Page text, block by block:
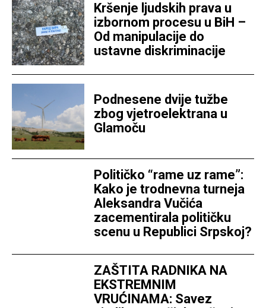
Kršenje ljudskih prava u
izbornom procesu u BiH –
Od manipulacije do
ustavne diskriminacije
Podnesene dvije tužbe
zbog vjetroelektrana u
Glamoču
Političko “rame uz rame”:
Kako je trodnevna turneja
Aleksandra Vučića
zacementirala političku
scenu u Republici Srpskoj?
ZAŠTITA RADNIKA NA
EKSTREMNIM
VRUĆINAMA: Savez